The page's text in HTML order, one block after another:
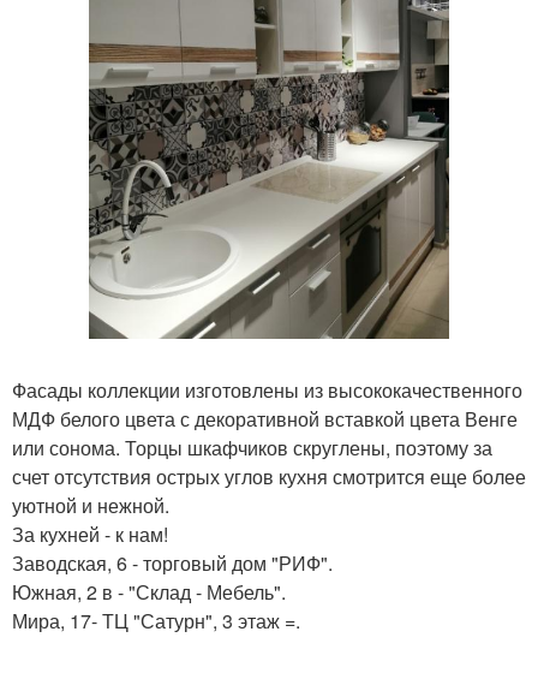
Фасады коллекции изготовлены из высококачественного
МДФ белого цвета с декоративной вставкой цвета Венге
или сонома. Торцы шкафчиков скруглены, поэтому за
счет отсутствия острых углов кухня смотрится еще более
уютной и нежной.
За кухней - к нам!
Заводская, 6 - торговый дом "РИФ".
Южная, 2 в - "Склад - Мебель".
Мира, 17- ТЦ "Сатурн", 3 этаж =.